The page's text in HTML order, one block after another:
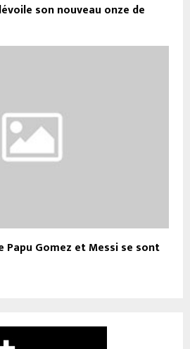
son nouveau onze de
Papu Gomez et Messi se sont